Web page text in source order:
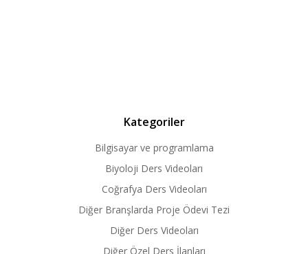
Kategoriler
Bilgisayar ve programlama
Biyoloji Ders Videoları
Coğrafya Ders Videoları
Diğer Branşlarda Proje Ödevi Tezi
Diğer Ders Videoları
Diğer Özel Ders İlanları